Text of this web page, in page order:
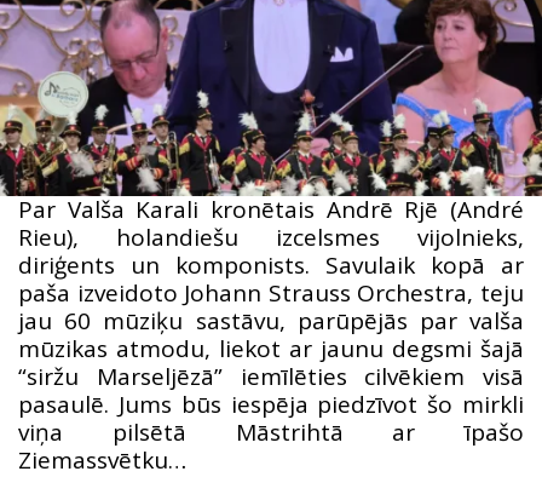
Par Valša Karali kronētais Andrē Rjē (André
Rieu), holandiešu izcelsmes vijolnieks,
diriģents un komponists. Savulaik kopā ar
paša izveidoto Johann Strauss Orchestra, teju
jau 60 mūziķu sastāvu, parūpējās par valša
mūzikas atmodu, liekot ar jaunu degsmi šajā
“siržu Marseljēzā” iemīlēties cilvēkiem visā
pasaulē. Jums būs iespēja piedzīvot šo mirkli
viņa pilsētā Māstrihtā ar īpašo
Ziemassvētku…